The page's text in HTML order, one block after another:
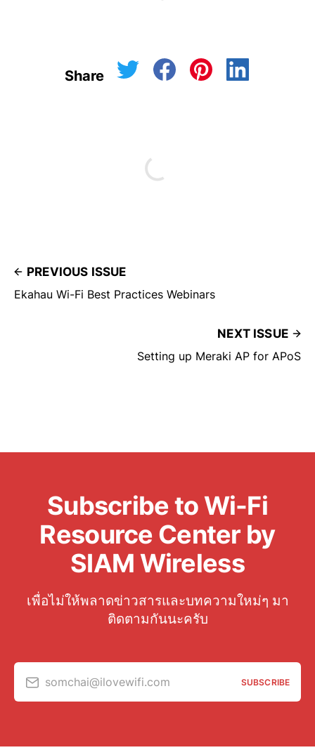
Share
PREVIOUS ISSUE
Ekahau Wi-Fi Best Practices Webinars
NEXT ISSUE
Setting up Meraki AP for APoS
Subscribe to Wi-Fi
Resource Center by
SIAM Wireless
เพื่อไม่ให้พลาดข่าวสารและบทความใหม่ๆ มา
ติดตามกันนะครับ
somchai@ilovewifi.com SUBSCRIBE